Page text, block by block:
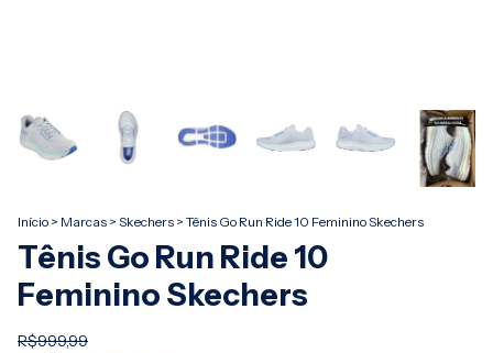
Início > Marcas > Skechers > Tênis Go Run Ride 10 Feminino Skechers
Tênis Go Run Ride 10
Feminino Skechers
R$999,99